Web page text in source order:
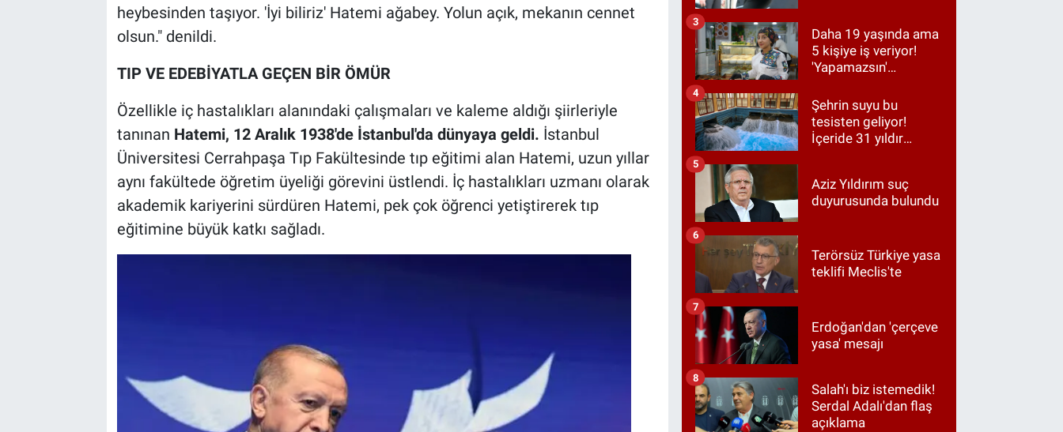
heybesinden taşıyor. 'İyi biliriz' Hatemi ağabey. Yolun açık, mekanın cennet
olsun." denildi.
TIP VE EDEBİYATLA GEÇEN BİR ÖMÜR
Özellikle iç hastalıkları alanındaki çalışmaları ve kaleme aldığı şiirleriyle
tanınan Hatemi, 12 Aralık 1938'de İstanbul'da dünyaya geldi. İstanbul
Üniversitesi Cerrahpaşa Tıp Fakültesinde tıp eğitimi alan Hatemi, uzun yıllar
aynı fakültede öğretim üyeliği görevini üstlendi. İç hastalıkları uzmanı olarak
akademik kariyerini sürdüren Hatemi, pek çok öğrenci yetiştirerek tıp
eğitimine büyük katkı sağladı.
Daha 19 yaşında ama
5 kişiye iş veriyor!
'Yapamazsın'
cevap
3
Şehrin suyu bu
tesisten geliyor!
İçeride 31 yıldır
4
Aziz Yıldırım suç
duyurusunda bulundu
5
Terörsüz Türkiye yasa
teklifi Meclis'te
6
Erdoğan'dan 'çerçeve
yasa' mesajı
7
Salah'ı biz istemedik!
Serdal Adalı'dan flaş
açıklama
8